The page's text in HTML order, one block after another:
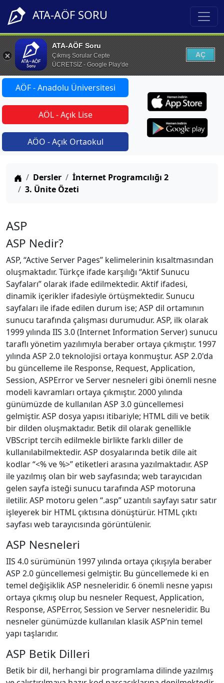
ATA-AÖF SORU
ATA-AÖF Soru
Çıkmış Sorular Cepte
ÜCRETSİZ - Google Play'de
AÇ
AÖF - Anadolu Üniversitesi
AÖL - Açık Lise
AÖO - Açık Ortaokul
Anasayfa
Dersler
İnternet Programcılığı 2
3. Ünite Özeti
ASP
ASP Nedir?
ASP, “Active Server Pages” kelimelerinin kısaltmasından
oluşmaktadır. Türkçe ifade karşılığı “Aktif Sunucu
Sayfaları” olarak ifade edilmektedir. Aktif ifadesi,
dinamik içerikler ifadesiyle örtüşmektedir. Sunucu
sayfaları ile ifade edilen durum ise; ASP dil ortamının
sunucu tarafında çalışması durumudur. ASP, ilk olarak
1999 yılında IIS 3.0 (Internet Information Server) sunucu
taraflı yönetim yazılımıyla beraber ortaya çıkmıştır. 1997
yılında ASP 2.0 teknolojisi ortaya konmuştur. ASP 2.0'da
bu güncelleme ile Response, Request, Application,
Session, ASPError ve Server nesneleri gibi önemli nesne
modeli kavramları ortaya çıkmıştır. 2000 yılında
günümüzde de kullanılan ASP 3.0 güncellemesi
gelmiştir. ASP dosya yapısı itibariyle; HTML dili ve betik
bir dilden oluşmaktadır. Betik dil olarak genellikle
VBScript tercih edilmekle birlikte farklı diller de
kullanılabilmektedir. ASP dosyalarında betik dile ait
kodlar “<% ve %>” etiketleri arasına yazılmaktadır. ASP
ile yazılmış olan bir web sayfasında; web tarayıcıdan
gelen sayfa isteği sunucu tarafında ASP motoruna
iletilir. ASP motoru gelen “.asp” uzantılı sayfayı satır satır
işleyerek bir HTML çıktısına dönüştürür. HTML çıktı
sayfası web tarayıcısında görüntülenir.
ASP Nesneleri
IIS 4.0 sürümünün 1997 yılında ortaya çıkışıyla beraber
ASP 2.0 güncellemesi gelmiştir. Bu güncellemede ki en
temel değişiklik ASP nesneleridir. 6 önemli nesne yapısı
ortaya çıkmış olup bu nesneler Request, Application,
Response, ASPError, Session ve Server nesneleridir. Bu
nesneler günümüzde kullanılan klasik ASP’nin temel
yapı taşlarıdır.
ASP Betik Dilleri
Betik bir dil, herhangi bir programlama dilinde yazılmış